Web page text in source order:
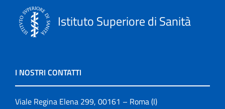
Istituto Superiore di Sanità
I NOSTRI CONTATTI
Viale Regina Elena 299, 00161 – Roma (I)